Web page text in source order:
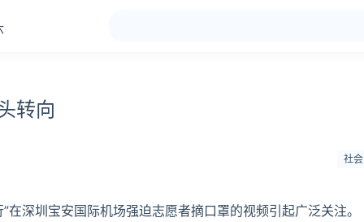
转向
社会
深圳宝安国际机场强迫志愿者摘口罩的视频引起广泛关注。